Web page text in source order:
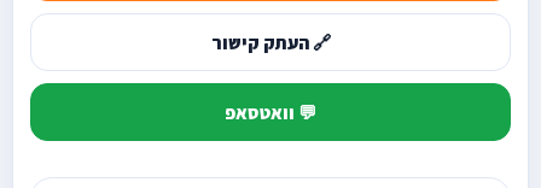
🔗 העתק קישור
💬 וואטסאפ